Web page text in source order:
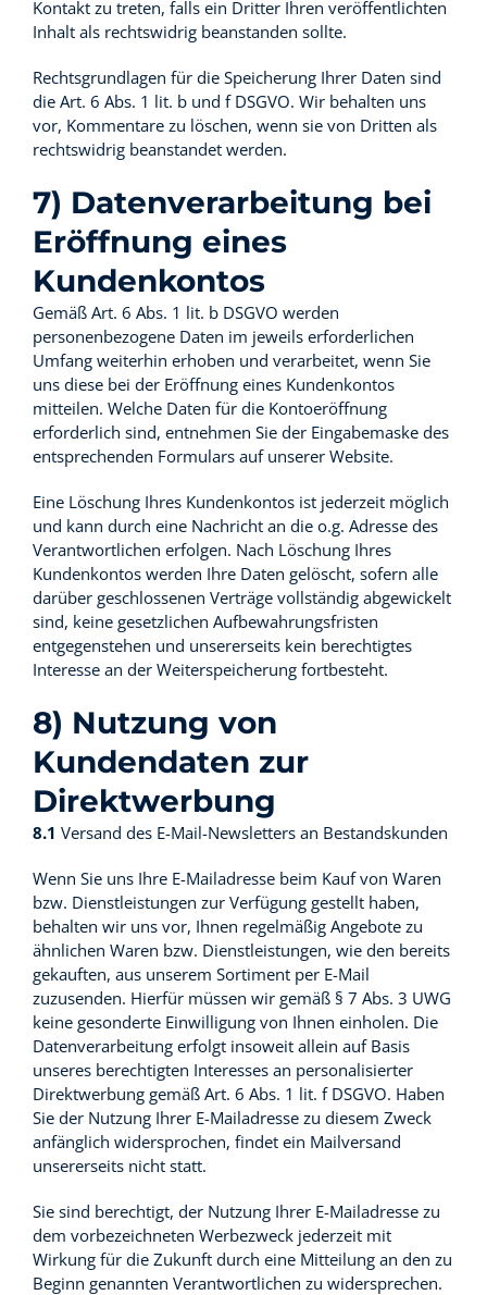
Kontakt zu treten, falls ein Dritter Ihren veröffentlichten
Inhalt als rechtswidrig beanstanden sollte.
Rechtsgrundlagen für die Speicherung Ihrer Daten sind
die Art. 6 Abs. 1 lit. b und f DSGVO. Wir behalten uns
vor, Kommentare zu löschen, wenn sie von Dritten als
rechtswidrig beanstandet werden.
7) Datenverarbeitung bei
Eröffnung eines
Kundenkontos
Gemäß Art. 6 Abs. 1 lit. b DSGVO werden
personenbezogene Daten im jeweils erforderlichen
Umfang weiterhin erhoben und verarbeitet, wenn Sie
uns diese bei der Eröffnung eines Kundenkontos
mitteilen. Welche Daten für die Kontoeröffnung
erforderlich sind, entnehmen Sie der Eingabemaske des
entsprechenden Formulars auf unserer Website.
Eine Löschung Ihres Kundenkontos ist jederzeit möglich
und kann durch eine Nachricht an die o.g. Adresse des
Verantwortlichen erfolgen. Nach Löschung Ihres
Kundenkontos werden Ihre Daten gelöscht, sofern alle
darüber geschlossenen Verträge vollständig abgewickelt
sind, keine gesetzlichen Aufbewahrungsfristen
entgegenstehen und unsererseits kein berechtigtes
Interesse an der Weiterspeicherung fortbesteht.
8) Nutzung von
Kundendaten zur
Direktwerbung
8.1 Versand des E-Mail-Newsletters an Bestandskunden
Wenn Sie uns Ihre E-Mailadresse beim Kauf von Waren
bzw. Dienstleistungen zur Verfügung gestellt haben,
behalten wir uns vor, Ihnen regelmäßig Angebote zu
ähnlichen Waren bzw. Dienstleistungen, wie den bereits
gekauften, aus unserem Sortiment per E-Mail
zuzusenden. Hierfür müssen wir gemäß § 7 Abs. 3 UWG
keine gesonderte Einwilligung von Ihnen einholen. Die
Datenverarbeitung erfolgt insoweit allein auf Basis
unseres berechtigten Interesses an personalisierter
Direktwerbung gemäß Art. 6 Abs. 1 lit. f DSGVO. Haben
Sie der Nutzung Ihrer E-Mailadresse zu diesem Zweck
anfänglich widersprochen, findet ein Mailversand
unsererseits nicht statt.
Sie sind berechtigt, der Nutzung Ihrer E-Mailadresse zu
dem vorbezeichneten Werbezweck jederzeit mit
Wirkung für die Zukunft durch eine Mitteilung an den zu
Beginn genannten Verantwortlichen zu widersprechen.